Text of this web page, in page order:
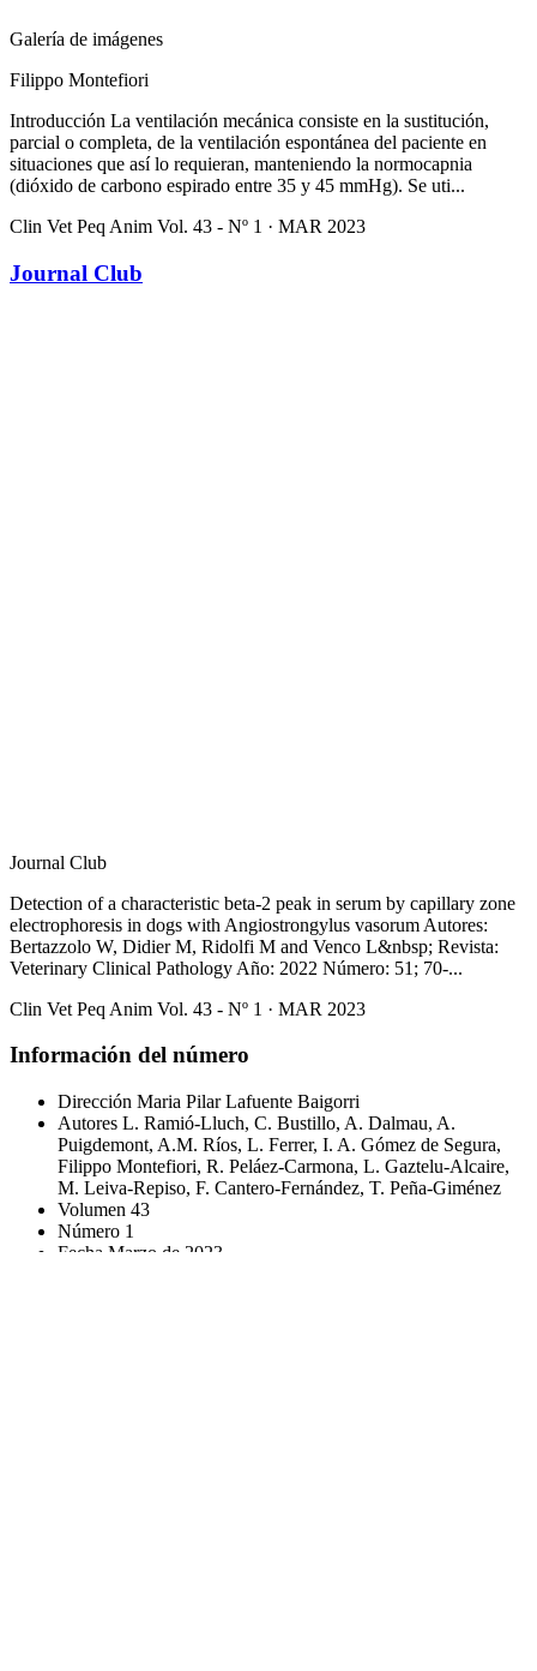
Galería de imágenes
Filippo Montefiori
Introducción La ventilación mecánica consiste en la sustitución,
parcial o completa, de la ventilación espontánea del paciente en
situaciones que así lo requieran, manteniendo la normocapnia
(dióxido de carbono espirado entre 35 y 45 mmHg). Se uti...
Clin Vet Peq Anim Vol. 43 - Nº 1 · MAR 2023
Journal Club
Journal Club
Detection of a characteristic beta-2 peak in serum by capillary zone
electrophoresis in dogs with Angiostrongylus vasorum Autores:
Bertazzolo W, Didier M, Ridolfi M and Venco L&nbsp; Revista:
Veterinary Clinical Pathology Año: 2022 Número: 51; 70-...
Clin Vet Peq Anim Vol. 43 - Nº 1 · MAR 2023
Información del número
Dirección Maria Pilar Lafuente Baigorri
Autores L. Ramió-Lluch, C. Bustillo, A. Dalmau, A.
Puigdemont, A.M. Ríos, L. Ferrer, I. A. Gómez de Segura,
Filippo Montefiori, R. Peláez-Carmona, L. Gaztelu-Alcaire,
M. Leiva-Repiso, F. Cantero-Fernández, T. Peña-Giménez
Volumen 43
Número 1
Fecha Marzo de 2023